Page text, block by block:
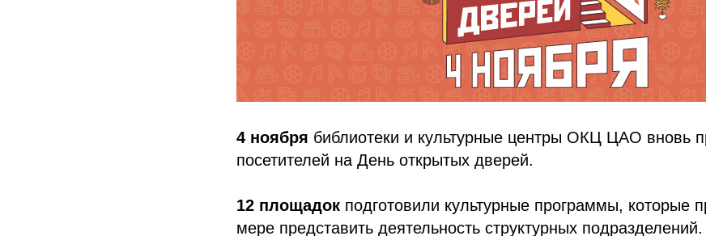
4 ноября библиотеки и культурные центры ОКЦ ЦАО вновь
посетителей на День открытых дверей.
12 площадок подготовили культурные программы, которые
мере представить деятельность структурных